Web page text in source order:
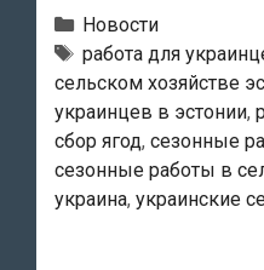
в
может
до
Рубрики
Новости
Теги
работа для
сельском хозяйстве
украинцев в эстонии,
сбор ягод, сезонные
сезонные работы в
украина, украинские